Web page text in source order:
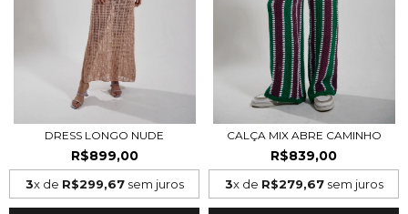
DRESS LONGO NUDE
R$899,00
3x de R$299,67sem juros
CALÇA MIX ABRE CAMINHO
R$839,00
3x de R$279,67sem juros